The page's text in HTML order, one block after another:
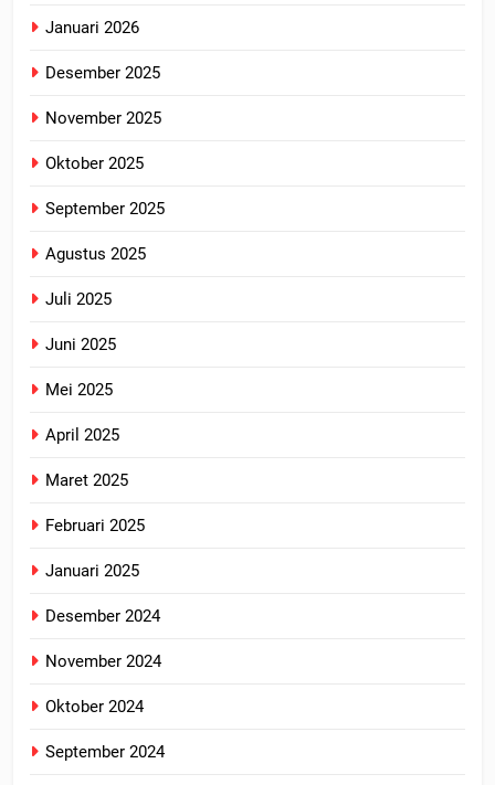
Januari 2026
Desember 2025
November 2025
Oktober 2025
September 2025
Agustus 2025
Juli 2025
Juni 2025
Mei 2025
April 2025
Maret 2025
Februari 2025
Januari 2025
Desember 2024
November 2024
Oktober 2024
September 2024